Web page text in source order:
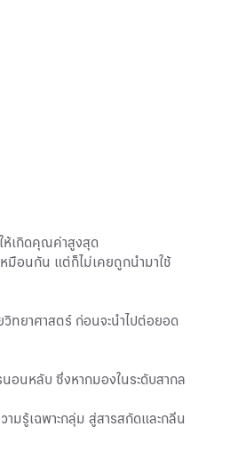
ห้เกิดคุณค่าสูงสุด
มือนกัน แต่ก็ไม่เคยถูกนำมาใช้
ทยาศาสตร์ ก่อนจะนำไปต่อยอด
นหลับ ซึ่งหากมองในระดับสากล
มรู้เฉพาะกลุ่ม สู่สารสกัดและกลิ่น